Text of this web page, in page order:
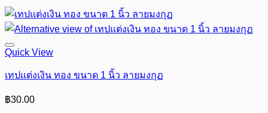
Quick View
เทปแต่งเงิน ทอง ขนาด 1 นิ้ว ลายมงกุฏ
฿30.00